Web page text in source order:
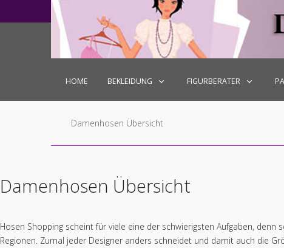
+49 6027 7180599 mail@localhost.de
HOME BEKLEIDUNG FIGURBERATER
Damenhosen Übersicht
Damenhosen Übersicht
Hosen Shopping scheint für viele eine der schwierigsten Aufgaben,
Regionen. Zumal jeder Designer anders schneidet und damit auch die